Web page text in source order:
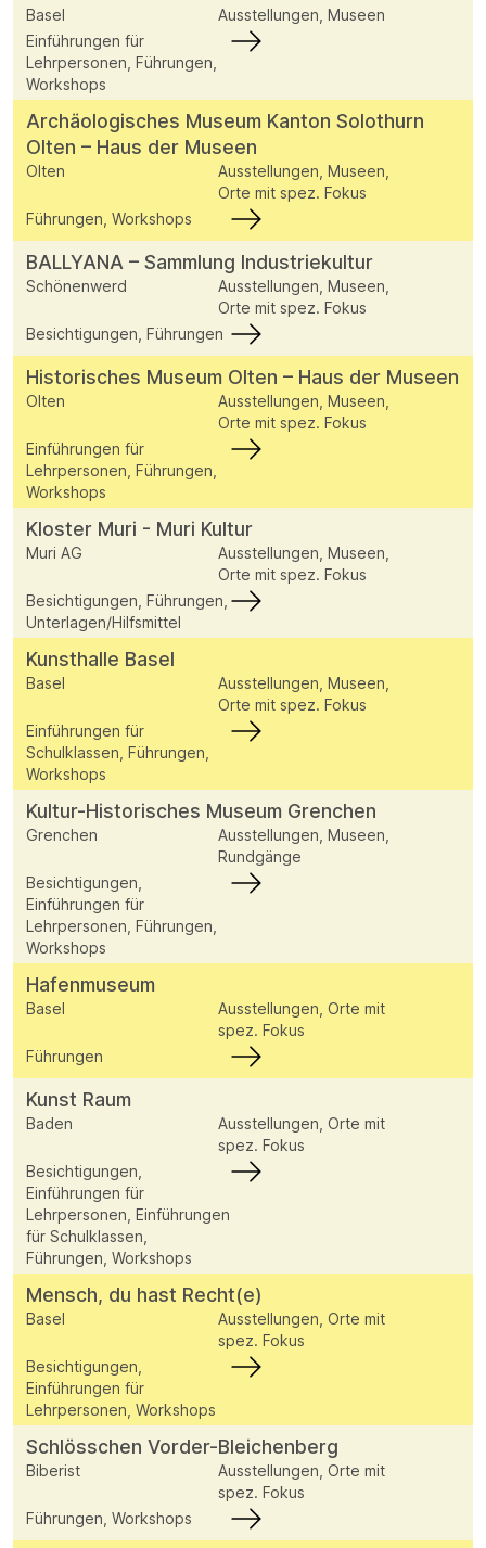
Basel
Ausstellungen, Museen
Einführungen für
Lehrpersonen, Führungen,
Workshops
Archäologisches Museum Kanton Solothurn
Olten – Haus der Museen
Olten
Ausstellungen, Museen,
Orte mit spez. Fokus
Führungen, Workshops
BALLYANA – Sammlung Industriekultur
Schönenwerd
Ausstellungen, Museen,
Orte mit spez. Fokus
Besichtigungen, Führungen
Historisches Museum Olten – Haus der Museen
Olten
Ausstellungen, Museen,
Orte mit spez. Fokus
Einführungen für
Lehrpersonen, Führungen,
Workshops
Kloster Muri - Muri Kultur
Muri AG
Ausstellungen, Museen,
Orte mit spez. Fokus
Besichtigungen, Führungen,
Unterlagen/Hilfsmittel
Kunsthalle Basel
Basel
Ausstellungen, Museen,
Orte mit spez. Fokus
Einführungen für
Schulklassen, Führungen,
Workshops
Kultur-Historisches Museum Grenchen
Grenchen
Ausstellungen, Museen,
Rundgänge
Besichtigungen,
Einführungen für
Lehrpersonen, Führungen,
Workshops
Hafenmuseum
Basel
Ausstellungen, Orte mit
spez. Fokus
Führungen
Kunst Raum
Baden
Ausstellungen, Orte mit
spez. Fokus
Besichtigungen,
Einführungen für
Lehrpersonen, Einführungen
für Schulklassen,
Führungen, Workshops
Mensch, du hast Recht(e)
Basel
Ausstellungen, Orte mit
spez. Fokus
Besichtigungen,
Einführungen für
Lehrpersonen, Workshops
Schlösschen Vorder-Bleichenberg
Biberist
Ausstellungen, Orte mit
spez. Fokus
Führungen, Workshops